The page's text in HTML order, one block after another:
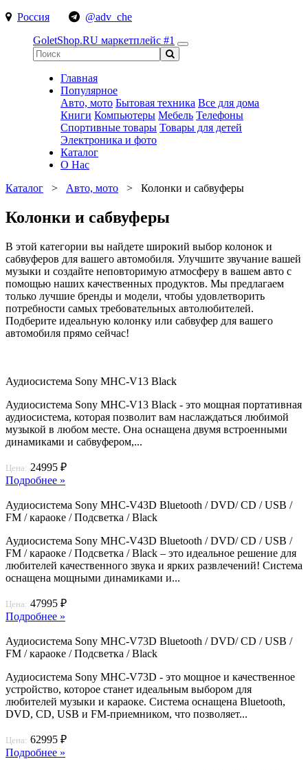
Россия
@adv_che
GoletShop.RU маркетплейс #1
Главная
Популярное
Авто, мото Бытовая техника Все для дома
Книги Компьютеры Мебель Телефоны
Спортивные товары Товары для детей
Электроника и фото
Каталог
О Нас
Каталог > Авто, мото > Колонки и сабвуферы
Колонки и сабвуферы
В этой категории вы найдете широкий выбор колонок и
сабвуферов для вашего автомобиля. Улучшите звучание вашей
музыки и создайте неповторимую атмосферу в вашем авто с
помощью наших качественных продуктов. Мы предлагаем
только лучшие бренды и модели, чтобы удовлетворить
потребности самых требовательных автолюбителей.
Подберите идеальную колонку или сабвуфер для вашего
автомобиля прямо сейчас!
Аудиосистема Sony MHC-V13 Black
Аудиосистема Sony MHC-V13 Black - это мощная портативная
аудиосистема, которая позволит вам наслаждаться любимой
музыкой в любом месте. Она оснащена двумя встроенными
динамиками и сабвуфером,...
Цена: 24995 ₽
Подробнее »
Аудиосистема Sony MHC-V43D Bluetooth / DVD/ CD / USB /
FM / караоке / Подсветка / Black
Аудиосистема Sony MHC-V43D Bluetooth / DVD/ CD / USB /
FM / караоке / Подсветка / Black – это идеальное решение для
любителей качественного звука и ярких развлечений! Система
оснащена мощными динамиками и...
Цена: 47995 ₽
Подробнее »
Аудиосистема Sony MHC-V73D Bluetooth / DVD/ CD / USB /
FM / караоке / Подсветка / Black
Аудиосистема Sony MHC-V73D - это мощное и качественное
устройство, которое станет идеальным выбором для
любителей музыки и караоке. Система оснащена Bluetooth,
DVD, CD, USB и FM-приемником, что позволяет...
Цена: 62995 ₽
Подробнее »